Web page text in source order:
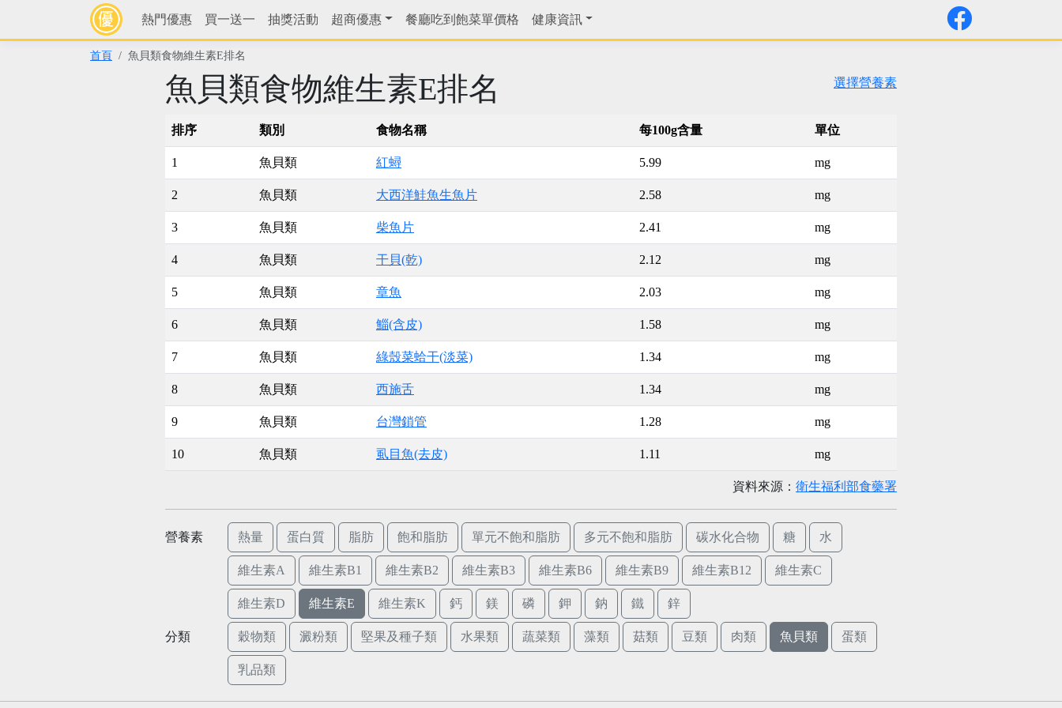
熱門優惠 買一送一 抽獎活動 超商優惠 餐廳吃到飽菜單價格 健康資訊
首頁 魚貝類食物維生素E排名
選擇營養素
魚貝類食物維生素E排名
排序 類別 食物名稱 每100g含量 單位
1 魚貝類 紅蟳 5.99 mg
2 魚貝類 大西洋鮭魚生魚片 2.58 mg
3 魚貝類 柴魚片 2.41 mg
4 魚貝類 干貝(乾) 2.12 mg
5 魚貝類 章魚 2.03 mg
6 魚貝類 鯔(含皮) 1.58 mg
7 魚貝類 綠殼菜蛤干(淡菜) 1.34 mg
8 魚貝類 西施舌 1.34 mg
9 魚貝類 台灣鎖管 1.28 mg
10 魚貝類 虱目魚(去皮) 1.11 mg
資料來源： 衛生福利部食藥署
營養素 熱量 蛋白質 脂肪 飽和脂肪 單元不飽和脂肪 多元不飽和脂肪 碳水化合物 糖 水
維生素A 維生素B1 維生素B2 維生素B3 維生素B6 維生素B9 維生素B12 維生素C
維生素D 維生素E 維生素K 鈣 鎂 磷 鉀 鈉 鐵 鋅
分類 穀物類 澱粉類 堅果及種子類 水果類 蔬菜類 藻類 菇類 豆類 肉類 魚貝類 蛋類
乳品類